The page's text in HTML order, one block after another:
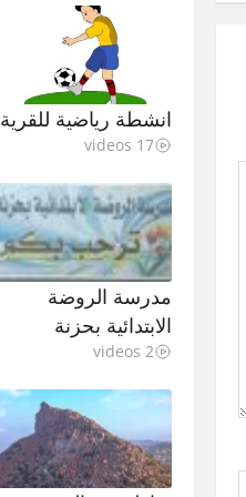
انشطة رياضية للقرية
17 videos
مدرسة الروضة
الابتدائية بحزنة
2 videos